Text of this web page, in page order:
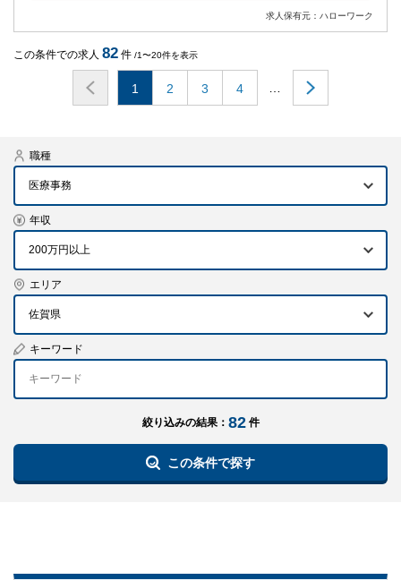
求人保有元：ハローワーク
この条件での求人 82 件 /1〜20件を表示
1 2 3 4
職種
医療事務
年収
エリア
佐賀県
キーワード
絞り込みの結果： 82 件
この条件で探す